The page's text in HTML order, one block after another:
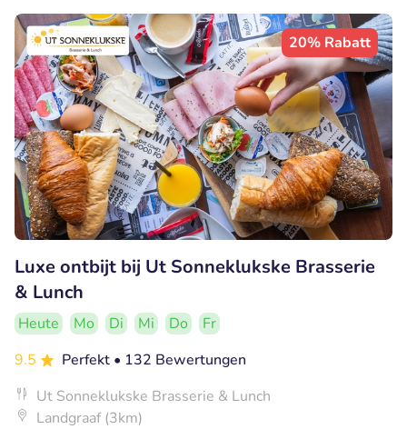
20% Rabatt
Luxe ontbijt bij Ut Sonneklukske Brasserie
& Lunch
Heute Mo Di Mi Do
Fr
9.5
Perfekt • 132 Bewertungen
Ut Sonneklukske Brasserie & Lunch
Landgraaf (3km)